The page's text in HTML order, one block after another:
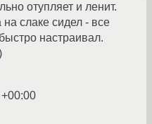
отупляет и ленит.
слаке сидел - все
настраивал.